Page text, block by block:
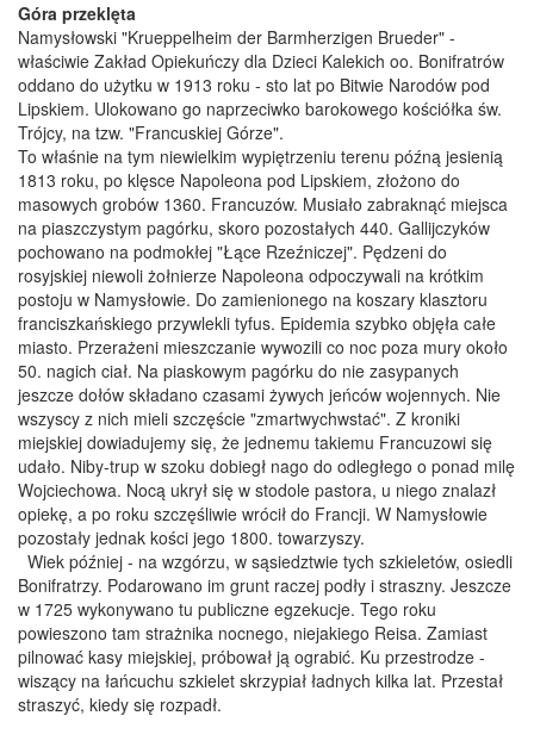
Góra przeklęta
Namysłowski "Krueppelheim der Barmherzigen Brueder" -
właściwie Zakład Opiekuńczy dla Dzieci Kalekich oo. Bonifratrów
oddano do użytku w 1913 roku - sto lat po Bitwie Narodów pod
Lipskiem. Ulokowano go naprzeciwko barokowego kościółka św.
Trójcy, na tzw. "Francuskiej Górze".
To właśnie na tym niewielkim wypiętrzeniu terenu późną jesienią
1813 roku, po klęsce Napoleona pod Lipskiem, złożono do
masowych grobów 1360. Francuzów. Musiało zabraknąć miejsca
na piaszczystym pagórku, skoro pozostałych 440. Gallijczyków
pochowano na podmokłej "Łące Rzeźniczej". Pędzeni do
rosyjskiej niewoli żołnierze Napoleona odpoczywali na krótkim
postoju w Namysłowie. Do zamienionego na koszary klasztoru
franciszkańskiego przywlekli tyfus. Epidemia szybko objęła całe
miasto. Przerażeni mieszczanie wywozili co noc poza mury około
50. nagich ciał. Na piaskowym pagórku do nie zasypanych
jeszcze dołów składano czasami żywych jeńców wojennych. Nie
wszyscy z nich mieli szczęście "zmartwychwstać". Z kroniki
miejskiej dowiadujemy się, że jednemu takiemu Francuzowi się
udało. Niby-trup w szoku dobiegł nago do odległego o ponad milę
Wojciechowa. Nocą ukrył się w stodole pastora, u niego znalazł
opiekę, a po roku szczęśliwie wrócił do Francji. W Namysłowie
pozostały jednak kości jego 1800. towarzyszy.
Wiek później - na wzgórzu, w sąsiedztwie tych szkieletów, osiedli
Bonifratrzy. Podarowano im grunt raczej podły i straszny. Jeszcze
w 1725 wykonywano tu publiczne egzekucje. Tego roku
powieszono tam strażnika nocnego, niejakiego Reisa. Zamiast
pilnować kasy miejskiej, próbował ją ograbić. Ku przestrodze -
wiszący na łańcuchu szkielet skrzypiał ładnych kilka lat. Przestał
straszyć, kiedy się rozpadł.